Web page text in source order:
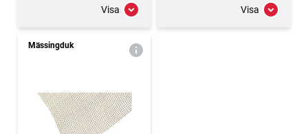
Visa Visa
Mässingduk